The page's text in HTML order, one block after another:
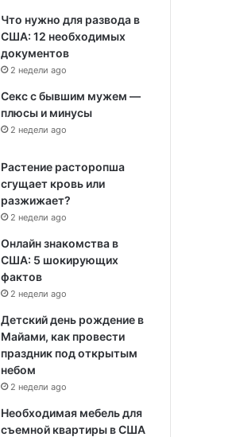
Что нужно для развода в
США: 12 необходимых
документов
2 недели ago
Секс с бывшим мужем —
плюсы и минусы
2 недели ago
Растение расторопша
сгущает кровь или
разжижает?
2 недели ago
Онлайн знакомства в
США: 5 шокирующих
фактов
2 недели ago
Детский день рождение в
Майами, как провести
праздник под открытым
небом
2 недели ago
Необходимая мебель для
съемной квартиры в США